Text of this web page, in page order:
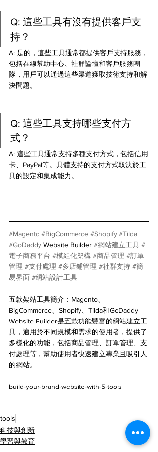
Q: 這些工具有沒有提供客戶支
持？
A: 是的，這些工具通常都提供客戶支持服務，
包括在線幫助中心、社群論壇和客戶服務團
隊，用戶可以通過這些渠道獲取技術支持和解
決問題。
Q: 這些工具支持哪些支付方
式？
A: 這些工具通常支持多種支付方式，包括信用
卡、PayPal等。具體支持的支付方式取決於工
具的設定和集成能力。
#Magento #BigCommerce #Shopify #Tilda
#GoDaddy Website Builder #網站建立工具 #
電子商務平台 #模組化架構 #商品管理 #訂單
管理 #支付處理 #多店鋪管理 #社群支持 #簡
易界面 #網站設計工具
五款架站工具簡介：Magento、
BigCommerce、Shopify、Tilda和GoDaddy
Website Builder是五款功能豐富的網站建立工
具，適用於不同規模和需求的使用者，提供了
多樣化的功能，包括商品管理、訂單管理、支
付處理等，幫助使用者快速建立專業且吸引人
的網站。
build-your-brand-website-with-5-tools
tools
科技與創新
學習與教育